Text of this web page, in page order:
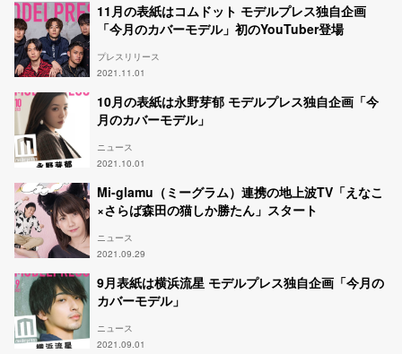
プレスリリース
2021.11.01
11月の表紙はコムドット モデルプレス独自企画
「今月のカバーモデル」初のYouTuber登場
ニュース
2021.10.01
10月の表紙は永野芽郁 モデルプレス独自企画「今
月のカバーモデル」
ニュース
2021.09.29
Mi-glamu（ミーグラム）連携の地上波TV「えなこ
×さらば森田の猫しか勝たん」スタート
ニュース
2021.09.01
9月表紙は横浜流星 モデルプレス独自企画「今月の
カバーモデル」